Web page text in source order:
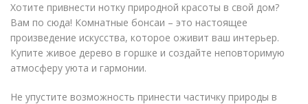
Хотите привнести нотку природной красоты в свой дом?
Вам по сюда! Комнатные бонсаи – это настоящее
произведение искусства, которое оживит ваш интерьер.
Купите живое дерево в горшке и создайте неповторимую
атмосферу уюта и гармонии.
Не упустите возможность принести частичку природы в